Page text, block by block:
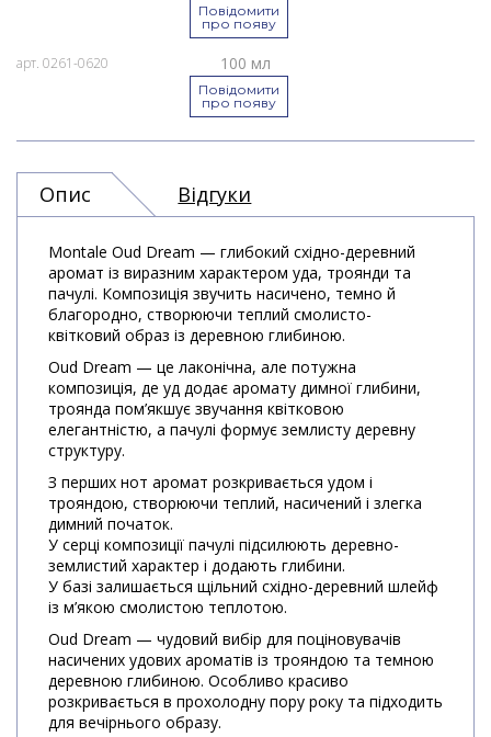
Повідомити
про появу
арт. 0261-0620 100 мл
Повідомити
про появу
Опис Відгуки
Montale Oud Dream — глибокий східно-деревний
аромат із виразним характером уда, троянди та
пачулі. Композиція звучить насичено, темно й
благородно, створюючи теплий смолисто-
квітковий образ із деревною глибиною.
Oud Dream — це лаконічна, але потужна
композиція, де уд додає аромату димної глибини,
троянда пом’якшує звучання квітковою
елегантністю, а пачулі формує землисту деревну
структуру.
З перших нот аромат розкривається удом і
трояндою, створюючи теплий, насичений і злегка
димний початок.
У серці композиції пачулі підсилюють деревно-
землистий характер і додають глибини.
У базі залишається щільний східно-деревний шлейф
із м’якою смолистою теплотою.
Oud Dream — чудовий вибір для поціновувачів
насичених удових ароматів із трояндою та темною
деревною глибиною. Особливо красиво
розкривається в прохолодну пору року та підходить
для вечірнього образу.